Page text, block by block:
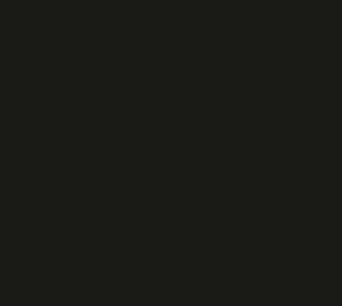
do clássico deste
Desde quinta a diretoria
ver como vai se comportar.